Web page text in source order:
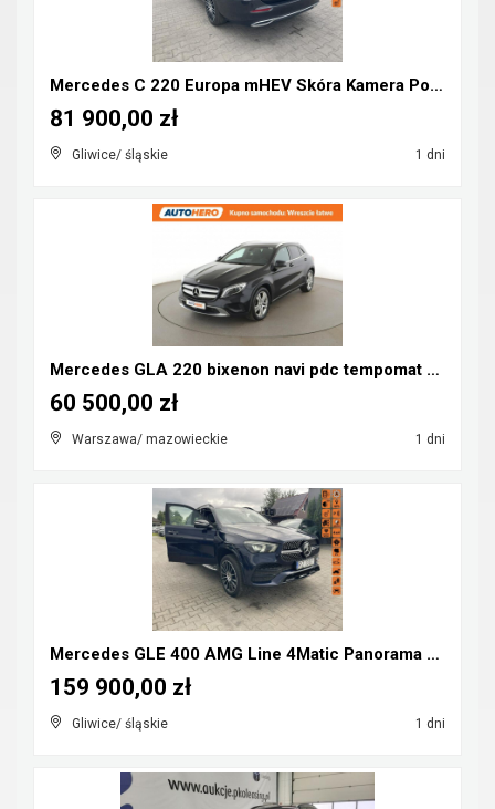
Mercedes C 220 Europa mHEV Skóra Kamera Podgrzewan...
Gliwice/ śląskie 1 dni
81 900,00 zł
Mercedes GLA 220 bixenon navi pdc tempomat grzane ...
Warszawa/ mazowieckie 1 dni
60 500,00 zł
Mercedes GLE 400 AMG Line 4Matic Panorama Pneumaty...
Gliwice/ śląskie 1 dni
159 900,00 zł